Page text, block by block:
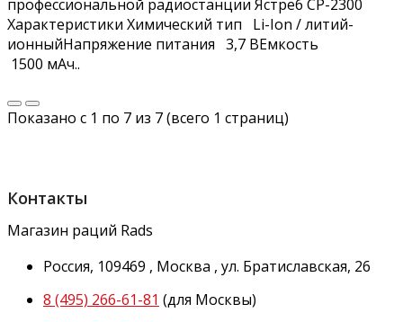
профессиональной радиостанции Ястреб СР-2300
Характеристики Химический тип Li-Ion / литий-
ионныйНапряжение питания 3,7 ВЕмкость
1500 мАч..
Показано с 1 по 7 из 7 (всего 1 страниц)
Контакты
Магазин раций Rads
Россия, 109469 , Москва , ул. Братиславская, 26
8 (495) 266-61-81 (для Москвы)